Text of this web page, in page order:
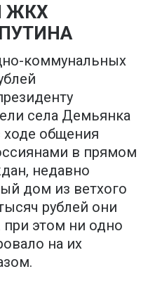
ЖКХ
коммунальных
села Демьянка
общения
в прямом
недавно
дом из ветхого
рублей они
этом ни одно
на их